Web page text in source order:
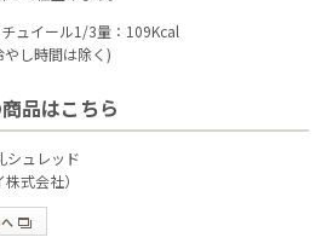
ュイール1/3量：109Kcal
し時間は除く)
品はこちら
ュレッド
株式会社）